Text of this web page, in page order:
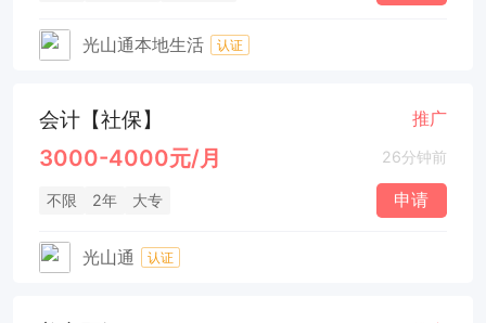
光山通本地生活 认证
会计【社保】 推广
3000-4000元/月 26分钟前
不限 2年 大专 申请
光山通 认证